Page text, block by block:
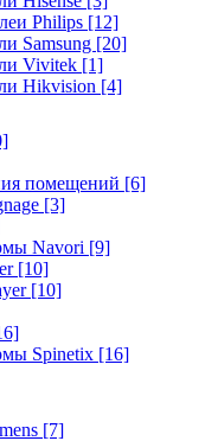
Philips [12]
Samsung [20]
Vivitek [1]
Hikvision [4]
помещений [6]
[3]
Navori [9]
[10]
[10]
Spinetix [16]
[7]